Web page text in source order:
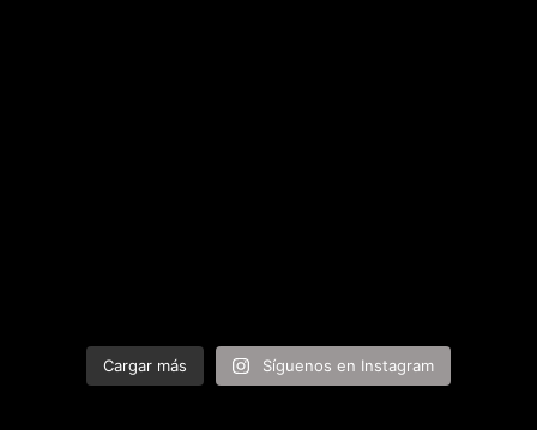
Cargar más Síguenos en Instagram